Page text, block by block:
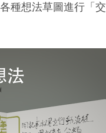
種想法草圖進行「